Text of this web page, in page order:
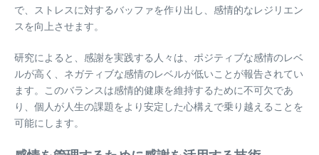
で、ストレスに対するバッファを作り出し、感情的なレジリエン
スを向上させます。
研究によると、感謝を実践する人々は、ポジティブな感情のレベ
ルが高く、ネガティブな感情のレベルが低いことが報告されてい
ます。このバランスは感情的健康を維持するために不可欠であ
り、個人が人生の課題をより安定した心構えで乗り越えることを
可能にします。